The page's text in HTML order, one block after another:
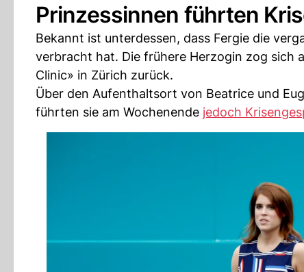
Prinzessinnen führten
Bekannt ist unterdessen, dass Fergie die
verbracht hat. Die frühere Herzogin zog sich
Clinic» in Zürich zurück.
Über den Aufenthaltsort von Beatrice und
führten sie am Wochenende jedoch